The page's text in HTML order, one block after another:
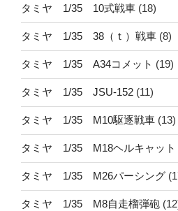
タミヤ 1/35 10式戦車 (18)
タミヤ 1/35 38（ｔ）戦車 (8)
タミヤ 1/35 A34コメット (19)
タミヤ 1/35 JSU-152 (11)
タミヤ 1/35 M10駆逐戦車 (13)
タミヤ 1/35 M18ヘルキャット
タミヤ 1/35 M26パーシング
タミヤ 1/35 M8自走榴弾砲